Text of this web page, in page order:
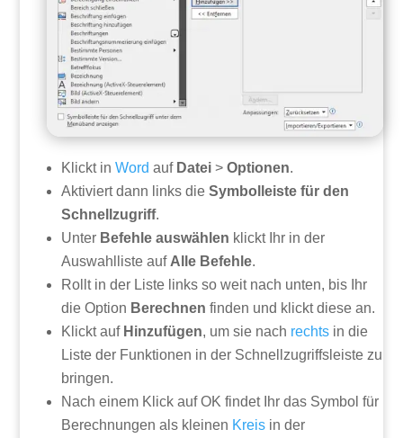
Klickt inWord auf Datei >Optionen.
Aktiviert dann links dieSymbolleiste für den
Schnellzugriff.
Unter Befehle auswählen klickt Ihr in der
Auswahlliste auf Alle Befehle.
Rollt in der Liste links so weit nach unten, bis Ihr
die Option Berechnen finden und klickt diese an.
Klickt auf Hinzufügen, um sie nach rechts in die
Liste der Funktionen in der Schnellzugriffsleiste zu
bringen.
Nach einem Klick auf OK findet Ihr das Symbol für
Berechnungen als kleinen Kreis in der